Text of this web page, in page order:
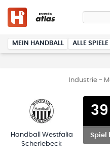
MEIN HANDBALL ALLE SPIELE
Industrie -
Handball Westfalia
Scherlebeck
39
Spiel